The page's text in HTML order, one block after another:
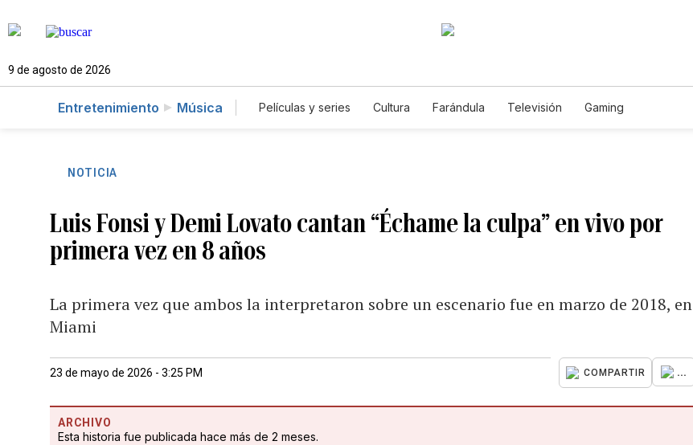
9 de agosto de 2026
Entretenimiento Música Películas y series Cultura Farándula Televisión Gaming
NOTICIA
Luis Fonsi y Demi Lovato cantan “Échame la culpa” en vivo por
primera vez en 8 años
La primera vez que ambos la interpretaron sobre un escenario fue en marzo de 2018, en
Miami
23 de mayo de 2026 - 3:25 PM COMPARTIR ...
ARCHIVO
Esta historia fue publicada hace más de 2 meses.